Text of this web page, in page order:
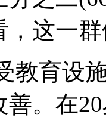
，这一
教育设
善。在